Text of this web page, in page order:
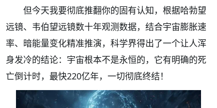
但今天我要彻底推翻你的固有认知，根据哈勃望
远镜、韦伯望远镜数十年观测数据，结合宇宙膨胀速
率、暗能量变化精准推演，科学界得出了一个让人浑
身发冷的结论：宇宙根本不是永恒的，它有明确的死
亡倒计时，最快220亿年，一切彻底终结！